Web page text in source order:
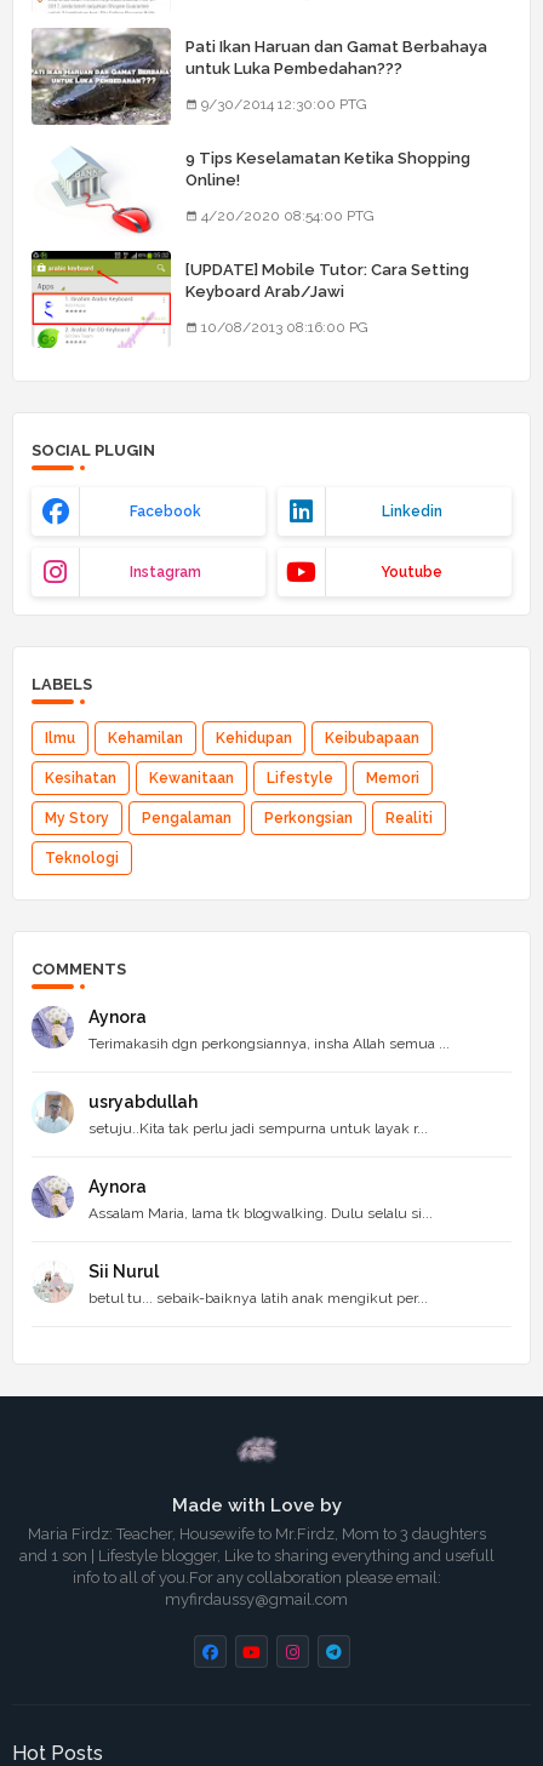
Pati Ikan Haruan dan Gamat Berbahaya
untuk Luka Pembedahan???
9/30/2014 12:30:00 PTG
9 Tips Keselamatan Ketika Shopping
Online!
4/20/2020 08:54:00 PTG
[UPDATE] Mobile Tutor: Cara Setting
Keyboard Arab/Jawi
10/08/2013 08:16:00 PG
SOCIAL PLUGIN
Facebook Linkedin
Instagram Youtube
LABELS
Ilmu Kehamilan Kehidupan Keibubapaan
Kesihatan Kewanitaan Lifestyle Memori
My Story Pengalaman Perkongsian Realiti
Teknologi
COMMENTS
Aynora
Terimakasih dgn perkongsiannya, insha Allah semua ...
usryabdullah
setuju..Kita tak perlu jadi sempurna untuk layak r...
Aynora
Assalam Maria, lama tk blogwalking. Dulu selalu si...
Sii Nurul
betul tu... sebaik-baiknya latih anak mengikut per...
Made with Love by
Maria Firdz: Teacher, Housewife to Mr.Firdz, Mom to 3 daughters
and 1 son | Lifestyle blogger, Like to sharing everything and usefull
info to all of you.For any collaboration please email:
myfirdaussy@gmail.com
Hot Posts